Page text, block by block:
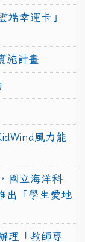
端幸運卡」
施計畫
風力能
國立海洋科
出「學生愛地
理「教師專